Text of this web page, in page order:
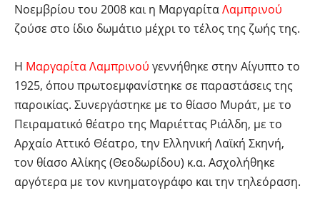
Νοεμβρίου του 2008 και η ΜαργαρίταΛαμπρινού
ζούσε στο ίδιο δωμάτιο μέχρι το τέλος της ζωής της.
Η Μαργαρίτα Λαμπρινού γεννήθηκε στην Αίγυπτο το
1925, όπου πρωτοεμφανίστηκε σε παραστάσεις της
παροικίας. Συνεργάστηκε με το θίασο Μυράτ, με το
Πειραματικό θέατρο της Μαριέττας Ριάλδη, με το
Αρχαίο Αττικό Θέατρο, την Ελληνική Λαϊκή Σκηνή,
τον θίασο Αλίκης (Θεοδωρίδου) κ.α. Ασχολήθηκε
αργότερα με τον κινηματογράφο και την τηλεόραση.